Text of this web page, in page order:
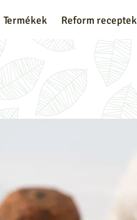
Termékek Reform receptek